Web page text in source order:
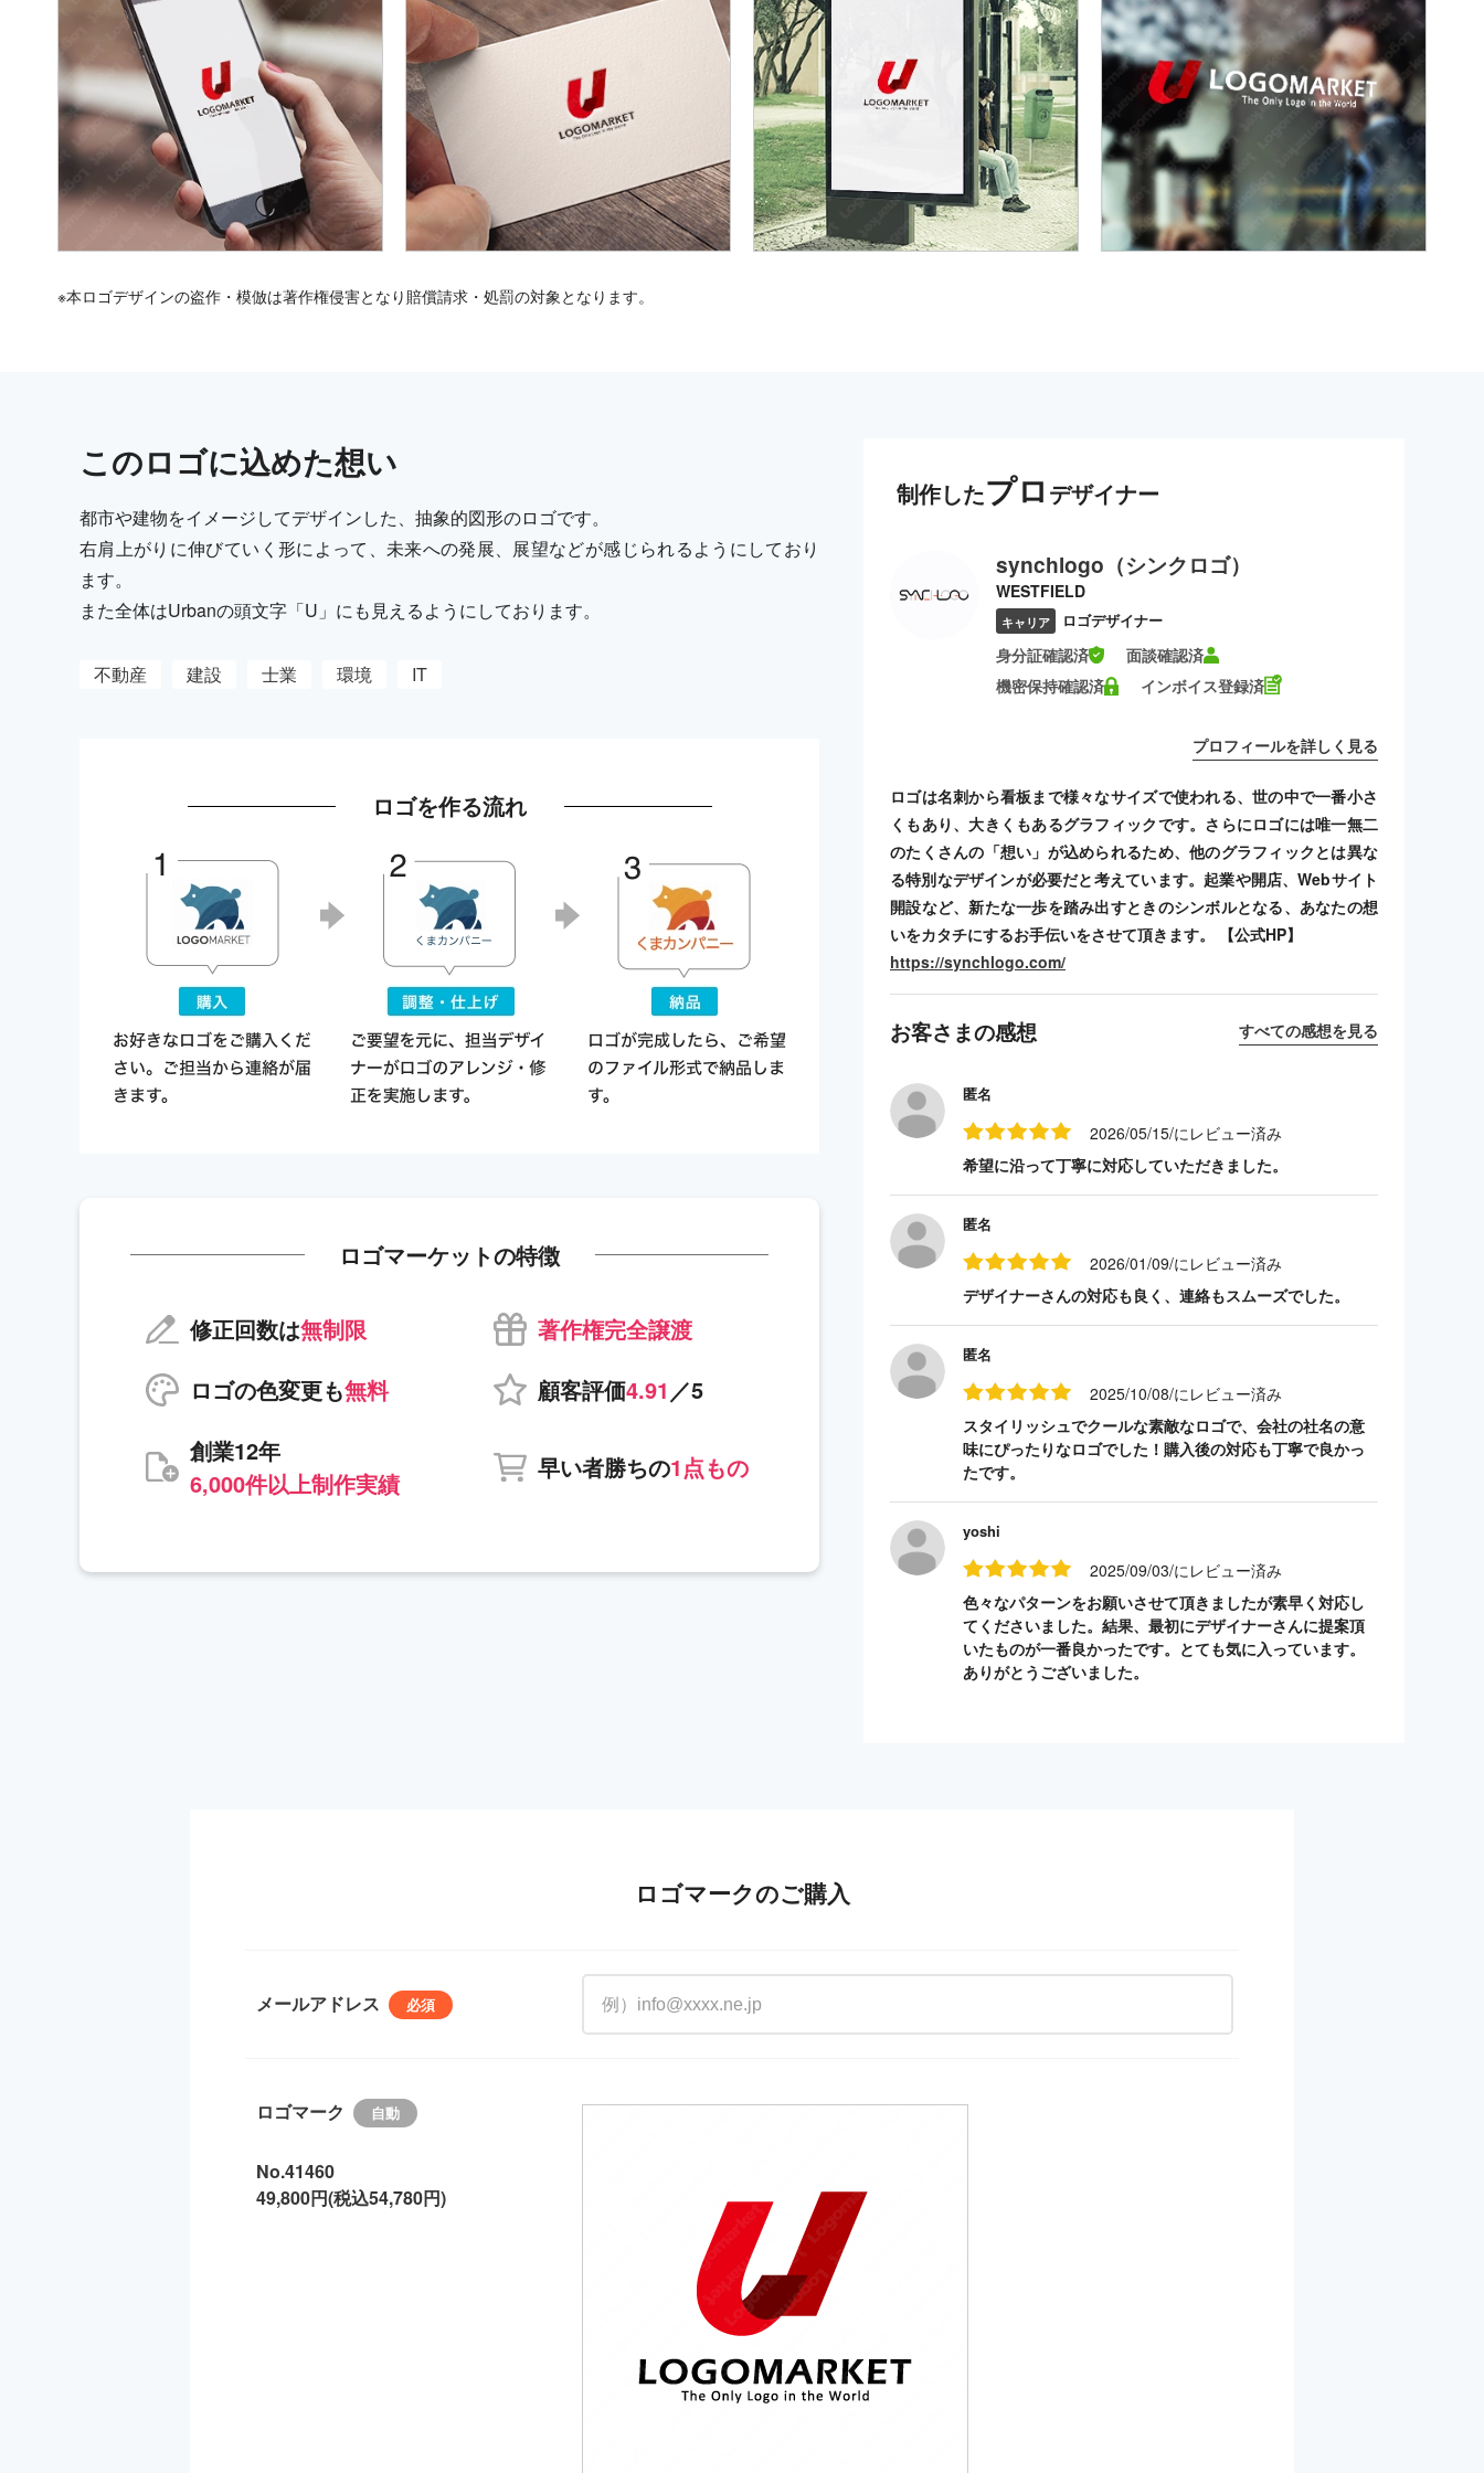
※本ロゴデザインの盗作・模倣は著作権侵害となり賠償請求・処罰の対象となります。
このロゴに込めた想い
都市や建物をイメージしてデザインした、抽象的図形のロゴです。
右肩上がりに伸びていく形によって、未来への発展、展望などが感じられるようにしており
ます。
また全体はUrbanの頭文字「U」にも見えるようにしております。
不動産 建設 士業 環境 IT
ロゴを作る流れ
ロゴマーケットの特徴
修正回数は無制限
著作権完全譲渡
ロゴの色変更も無料 顧客評価4.91 ／5
創業12年
6,000件以上制作実績
早い者勝ちの1点もの
制作したプロ デザイナー
synchlogo（シンクロゴ）
WESTFIELD
キャリア ロゴデザイナー
身分証確認済
面談確認済
機密保持確認済
インボイス登録済
プロフィールを詳しく見る
ロゴは名刺から看板まで様々なサイズで使われる、世の中で一番小さ
くもあり、大きくもあるグラフィックです。さらにロゴには唯一無二
のたくさんの「想い」が込められるため、他のグラフィックとは異な
る特別なデザインが必要だと考えています。起業や開店、Webサイト
開設など、新たな一歩を踏み出すときのシンボルとなる、あなたの想
いをカタチにするお手伝いをさせて頂きます。 【公式HP】
https://synchlogo.com/
お客さまの感想 すべての感想を見る
匿名
2026/05/15/にレビュー済み
希望に沿って丁寧に対応していただきました。
匿名
2026/01/09/にレビュー済み
デザイナーさんの対応も良く、連絡もスムーズでした。
匿名
2025/10/08/にレビュー済み
スタイリッシュでクールな素敵なロゴで、会社の社名の意
味にぴったりなロゴでした！購入後の対応も丁寧で良かっ
たです。
yoshi
2025/09/03/にレビュー済み
色々なパターンをお願いさせて頂きましたが素早く対応し
てくださいました。結果、最初にデザイナーさんに提案頂
いたものが一番良かったです。とても気に入っています。
ありがとうございました。
ロゴマークのご購入
メールアドレス
ロゴマーク
No.41460
49,800円(税込54,780円)